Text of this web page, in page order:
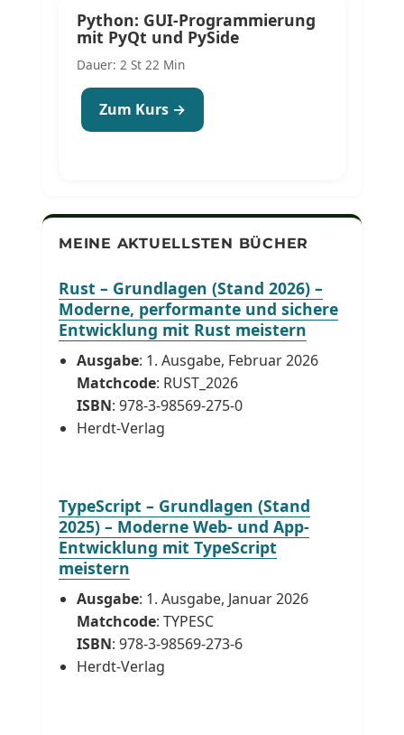
Python: GUI-Programmierung
mit PyQt und PySide
Dauer: 2 St 22 Min
Zum Kurs →
MEINE AKTUELLSTEN BÜCHER
Rust – Grundlagen (Stand 2026) –
Moderne, performante und sichere
Entwicklung mit Rust meistern
Ausgabe: 1. Ausgabe, Februar 2026
Matchcode: RUST_2026
ISBN: 978-3-98569-275-0
Herdt-Verlag
TypeScript – Grundlagen (Stand
2025) – Moderne Web- und App-
Entwicklung mit TypeScript
meistern
Ausgabe: 1. Ausgabe, Januar 2026
Matchcode: TYPESC
ISBN: 978-3-98569-273-6
Herdt-Verlag